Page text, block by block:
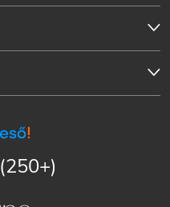
(250+)